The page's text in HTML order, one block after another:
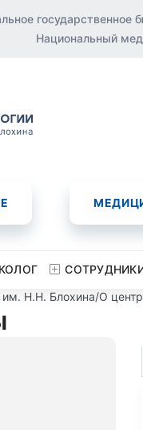
государственное
Национальный
Н.Н. Блохина/О